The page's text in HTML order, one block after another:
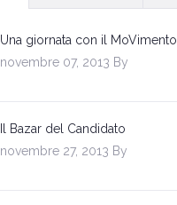
Una giornata con il MoVimento
novembre 07, 2013 By
Il Bazar del Candidato
novembre 27, 2013 By